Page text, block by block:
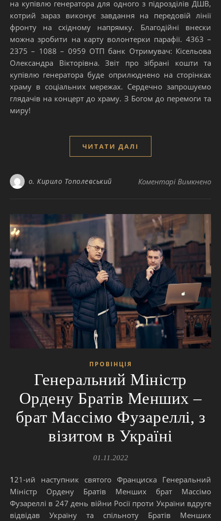
на купівлю генератора для одного з підрозділів ДШВ,
котрий зараз виконує завдання на передовій лінії
фронту на східному напрямку. Благодійні внески
можна зробити на карту волонтерки парафії. 4363 –
2375 – 1088 – 0959 ОТП банк Отримувач: Кісельова
Олександра Вікторівна. Звіт про зібрані кошти та
купівлю генератора буде оприлюднено на сторінках
храму в соціальних мережах. Сердечно запрошуємо
глядачів на концерт до храму. З Богом до перемоги та
миру!
ЧИТАТИ ДАЛІ
о. Кирило Тополевський Коментарі Вимкненодо
ПРОВІНЦІЯ
Генеральний Міністр
Ордену Братів Менших –
брат Массімо Фузареллі, з
візитом в Україні
01.11.2022
121-ий наступник святого Франциска Генеральний
Міністр Ордену Братів Менших брат Массімо
Фузареллі в 247 день війни Росії проти України вдруге
відвідав Україну та спільноту Братів Менших